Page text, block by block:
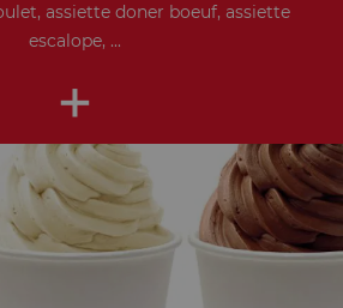
assiette doner boeuf, assiette
escalope, ...
+